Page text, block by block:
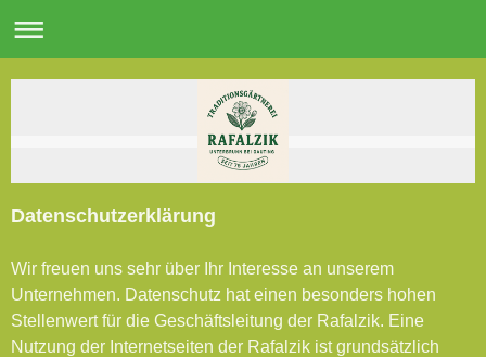
Datenschutzerklärung
Wir freuen uns sehr über Ihr Interesse an unserem
Unternehmen. Datenschutz hat einen besonders hohen
Stellenwert für die Geschäftsleitung der Rafalzik. Eine
Nutzung der Internetseiten der Rafalzik ist grundsätzlich